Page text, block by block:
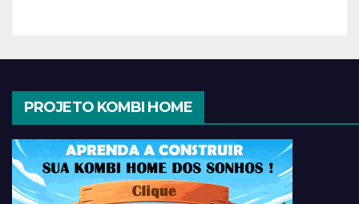
PROJETO KOMBI HOME